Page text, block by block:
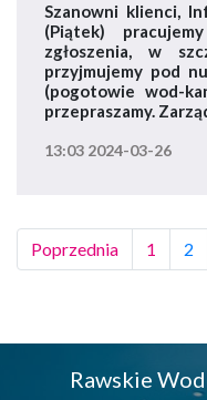
Szanowni klienci,
(Piątek)
zgłoszenia, w
przyjmujemy pod
(pogotowie wod-
przepraszamy.
13:03 2024-03-26
Poprzednia 1 2
Rawskie